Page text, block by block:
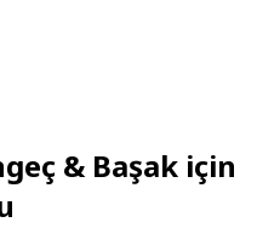
& Başak için